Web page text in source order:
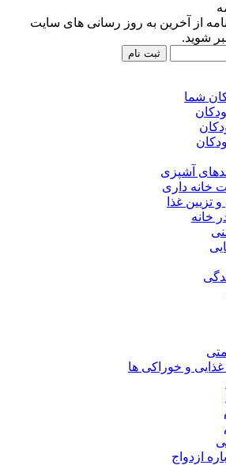
از آخرین به روز رسانی های سایت
شوید.
شما
آشپزی
خانه داری
تزیین غذا
خانه
و خوراکی ها
ازدواج